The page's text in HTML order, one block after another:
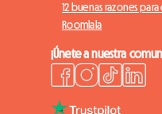
12 buenas razones
Roomlala
¡Únete a nuestra